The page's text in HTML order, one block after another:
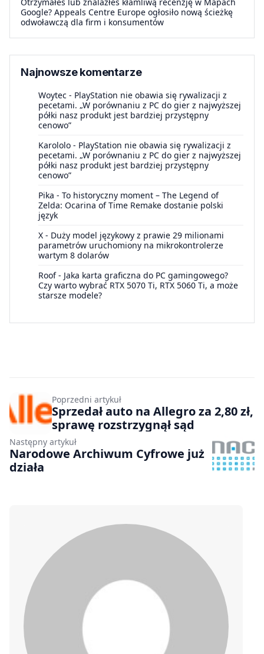
Google? Appeals Centre Europe ogłosiło nową ścieżkę
odwoławczą dla firm i konsumentów
Najnowsze komentarze
Woytec - PlayStation nie obawia się rywalizacji z
pecetami. „W porównaniu z PC do gier z najwyższej
półki nasz produkt jest bardziej przystępny
cenowo”
Karololo - PlayStation nie obawia się rywalizacji z
pecetami. „W porównaniu z PC do gier z najwyższej
półki nasz produkt jest bardziej przystępny
cenowo”
Pika - To historyczny moment – The Legend of
Zelda: Ocarina of Time Remake dostanie polski
język
X - Duży model językowy z prawie 29 milionami
parametrów uruchomiony na mikrokontrolerze
wartym 8 dolarów
Roof- Jaka karta graficzna do PC gamingowego?
Czy warto wybrać RTX 5070 Ti, RTX 5060 Ti, a może
starsze modele?
Poprzedni artykuł
Sprzedał auto na Allegro za 2,80 zł,
sprawę rozstrzygnął sąd
Następny artykuł
Narodowe Archiwum Cyfrowe już
działa